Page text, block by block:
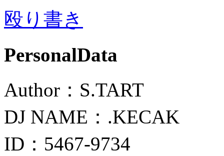
殴り書き
PersonalData
Author：S.TART
DJ NAME：.KECAK
ID：5467-9734